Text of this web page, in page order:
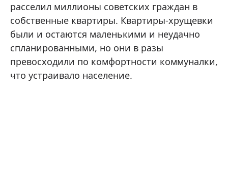
расселил миллионы советских граждан в
собственные квартиры. Квартиры-хрущевки
были и остаются маленькими и неудачно
спланированными, но они в разы
превосходили по комфортности коммуналки,
что устраивало население.